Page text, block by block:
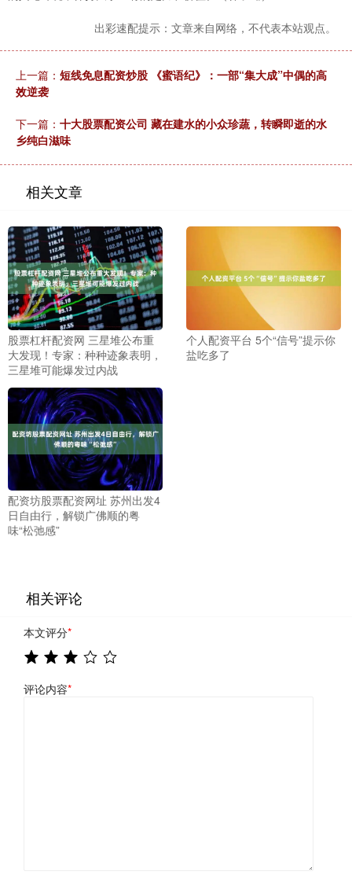
出彩速配提示：文章来自网络，不代表本站观点。
上一篇： 短线免息配资炒股 《蜜语纪》：一部“集大成”中偶的高
效逆袭
下一篇： 十大股票配资公司 藏在建水的小众珍蔬，转瞬即逝的水
乡纯白滋味
相关文章
股票杠杆配资网 三星堆公布重
大发现！专家：种种迹象表明，
三星堆可能爆发过内战
个人配资平台 5个“信号”提示你
盐吃多了
配资坊股票配资网址 苏州出发4
日自由行，解锁广佛顺的粤
味“松弛感”
相关评论
本文评分*
评论内容*